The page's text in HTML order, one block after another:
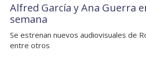
Alfred García y Ana Guerra
semana
Se estrenan nuevos audiovisuales de
entre otros